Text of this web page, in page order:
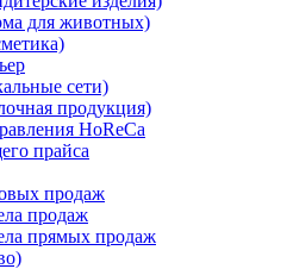
для животных)
сети)
продукция)
HoReCa
прайса
продаж
продаж
прямых продаж